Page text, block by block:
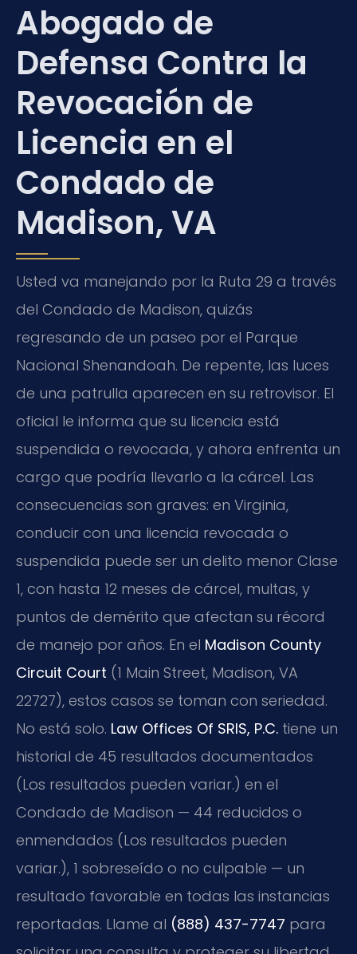
Abogado de
Defensa Contra la
Revocación de
Licencia en el
Condado de
Madison, VA
Usted va manejando por la Ruta 29 a través
del Condado de Madison, quizás
regresando de un paseo por el Parque
Nacional Shenandoah. De repente, las luces
de una patrulla aparecen en su retrovisor. El
oficial le informa que su licencia está
suspendida o revocada, y ahora enfrenta un
cargo que podría llevarlo a la cárcel. Las
consecuencias son graves: en Virginia,
conducir con una licencia revocada o
suspendida puede ser un delito menor Clase
1, con hasta 12 meses de cárcel, multas, y
puntos de demérito que afectan su récord
de manejo por años. En el Madison County
Circuit Court (1 Main Street, Madison, VA
22727), estos casos se toman con seriedad.
No está solo. Law Offices Of SRIS, P.C. tiene un
historial de 45 resultados documentados
(Los resultados pueden variar.) en el
Condado de Madison — 44 reducidos o
enmendados (Los resultados pueden
variar.), 1 sobreseído o no culpable — un
resultado favorable en todas las instancias
reportadas. Llame al (888) 437-7747 para